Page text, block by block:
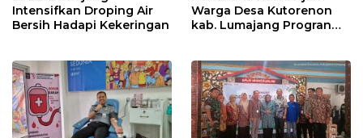
Intensifkan Droping Air
Bersih Hadapi Kekeringan
Warga Desa Kutorenon
kab. Lumajang Progran
Darurat